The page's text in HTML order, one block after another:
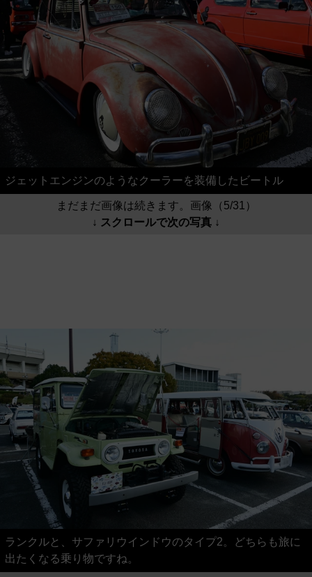
ジェットエンジンのようなクーラーを装備したビートル
まだまだ画像は続きます。画像（5/31）
↓ スクロールで次の写真 ↓
ランクルと、サファリウインドウのタイプ2。どちらも旅に
出たくなる乗り物ですね。